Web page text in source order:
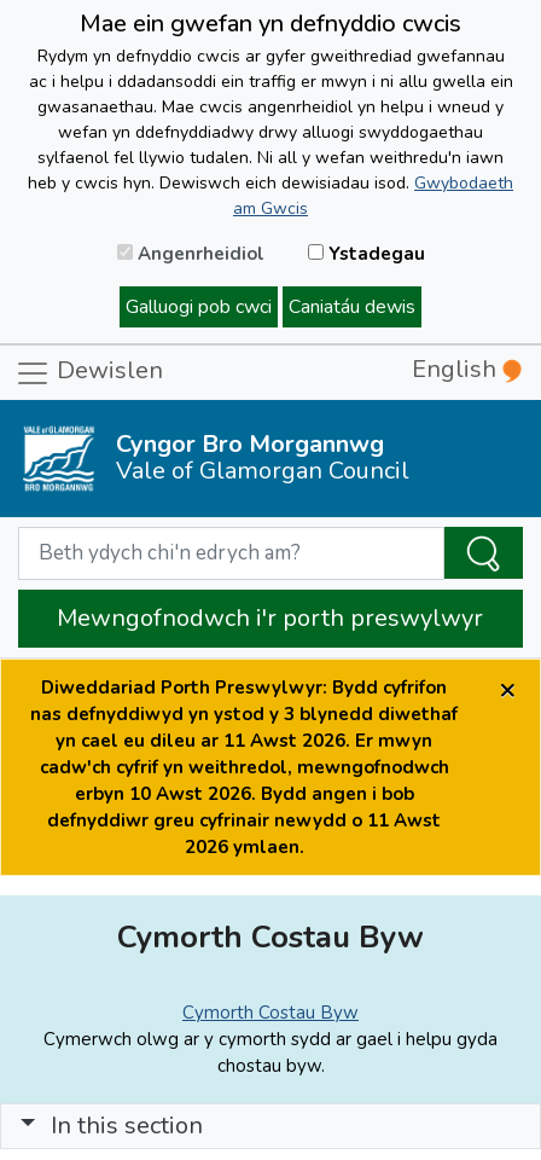
Mae ein gwefan yn defnyddio cwcis
Rydym yn defnyddio cwcis ar gyfer gweithrediad gwefannau
ac i helpu i ddadansoddi ein traffig er mwyn i ni allu gwella ein
gwasanaethau. Mae cwcis angenrheidiol yn helpu i wneud y
wefan yn ddefnyddiadwy drwy alluogi swyddogaethau
sylfaenol fel llywio tudalen. Ni all y wefan weithredu'n iawn
heb y cwcis hyn. Dewiswch eich dewisiadau isod. Gwybodaeth
am Gwcis
Angenrheidiol Ystadegau
Galluogi pob cwci Caniatáu dewis
Dewislen English
Cyngor Bro Morgannwg
Vale of Glamorgan Council
Mewngofnodwch i'r porth preswylwyr
Diweddariad Porth Preswylwyr: Bydd cyfrifon
nas defnyddiwyd yn ystod y 3 blynedd diwethaf
yn cael eu dileu ar 11 Awst 2026. Er mwyn
cadw'ch cyfrif yn weithredol, mewngofnodwch
erbyn 10 Awst 2026. Bydd angen i bob
defnyddiwr greu cyfrinair newydd o 11 Awst
2026 ymlaen.
×
Cymorth Costau Byw
Cymorth Costau Byw
Cymerwch olwg ar y cymorth sydd ar gael i helpu gyda
chostau byw.
In this section